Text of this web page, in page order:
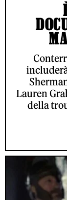
Lauren
della